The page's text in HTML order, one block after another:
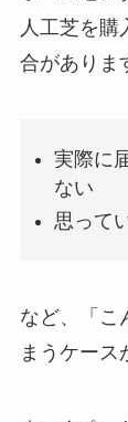
人工芝を
合がありま
実際に
ない
思って
など、「こ
まうケース